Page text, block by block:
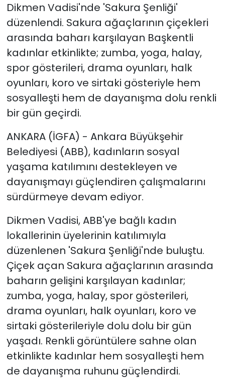
Dikmen Vadisi'nde 'Sakura Şenliği'
düzenlendi. Sakura ağaçlarının çiçekleri
arasında baharı karşılayan Başkentli
kadınlar etkinlikte; zumba, yoga, halay,
spor gösterileri, drama oyunları, halk
oyunları, koro ve sirtaki gösteriyle hem
sosyalleşti hem de dayanışma dolu renkli
bir gün geçirdi.
ANKARA (İGFA) - Ankara Büyükşehir
Belediyesi (ABB), kadınların sosyal
yaşama katılımını destekleyen ve
dayanışmayı güçlendiren çalışmalarını
sürdürmeye devam ediyor.
Dikmen Vadisi, ABB'ye bağlı kadın
lokallerinin üyelerinin katılımıyla
düzenlenen 'Sakura Şenliği'nde buluştu.
Çiçek açan Sakura ağaçlarının arasında
baharın gelişini karşılayan kadınlar;
zumba, yoga, halay, spor gösterileri,
drama oyunları, halk oyunları, koro ve
sirtaki gösterileriyle dolu dolu bir gün
yaşadı. Renkli görüntülere sahne olan
etkinlikte kadınlar hem sosyalleşti hem
de dayanışma ruhunu güçlendirdi.